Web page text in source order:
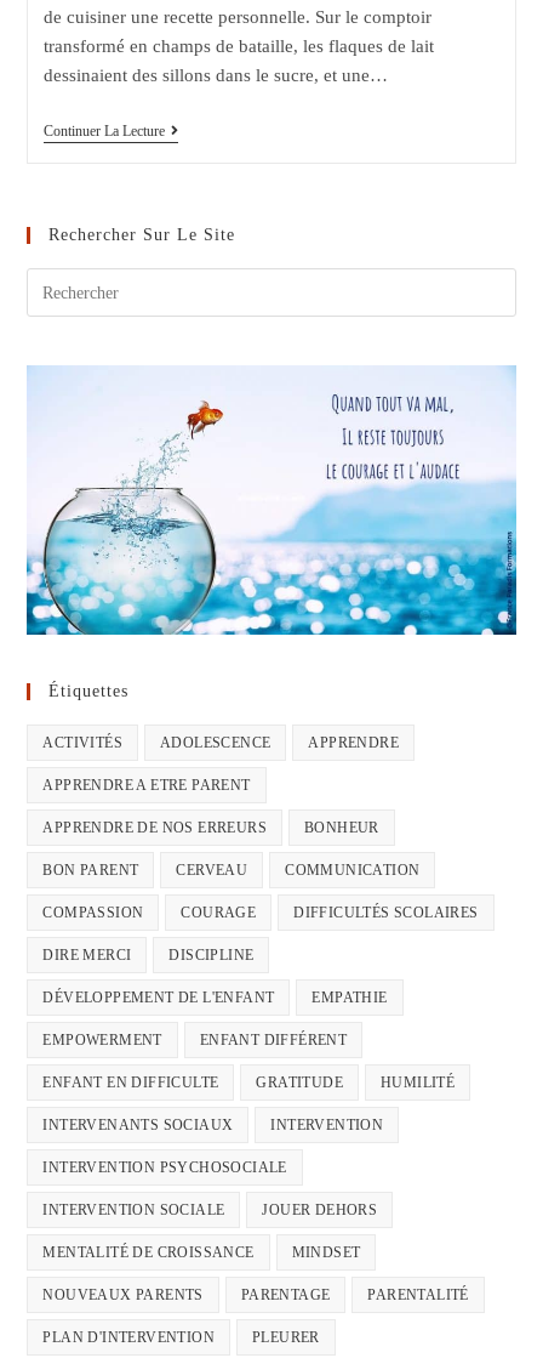
de cuisiner une recette personnelle. Sur le comptoir
transformé en champs de bataille, les flaques de lait
dessinaient des sillons dans le sucre, et une…
Continuer La LectureLes
Rechercher Sur Le Site
Étiquettes
ACTIVITÉS ADOLESCENCE APPRENDRE
APPRENDRE A ETRE PARENT
APPRENDRE DE NOS ERREURS BONHEUR
BON PARENT CERVEAU COMMUNICATION
COMPASSION COURAGE DIFFICULTÉS SCOLAIRES
DIRE MERCI DISCIPLINE
DÉVELOPPEMENT DE L'ENFANT EMPATHIE
EMPOWERMENT ENFANT DIFFÉRENT
ENFANT EN DIFFICULTE GRATITUDE HUMILITÉ
INTERVENANTS SOCIAUX INTERVENTION
INTERVENTION PSYCHOSOCIALE
INTERVENTION SOCIALE JOUER DEHORS
MENTALITÉ DE CROISSANCE MINDSET
NOUVEAUX PARENTS PARENTAGE PARENTALITÉ
PLAN D'INTERVENTION PLEURER